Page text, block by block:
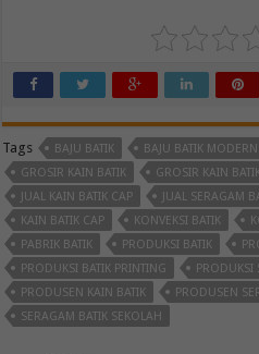
Tags BAJU BATIK BAJU BATIK MODERN
GROSIR KAIN BATIK
GROSIR KAIN
JUAL KAIN BATIK CAP
JUAL SERAGAM
KAIN BATIK CAP
KONVEKSI BATIK
PABRIK BATIK
PRODUKSI BATIK
PRODUKSI BATIK PRINTING
PRODUKSI
PRODUSEN KAIN BATIK
PRODUSEN
SERAGAM BATIK SEKOLAH